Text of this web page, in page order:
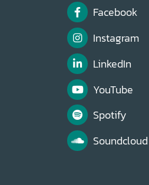
Facebook
Instagram
LinkedIn
YouTube
Spotify
Soundcloud